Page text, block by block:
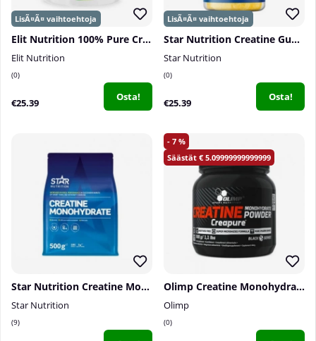
Elit Nutrition 100% Pure Creatine Monohydrate, 300 g
Elit Nutrition
0
€25.39 Osta!
Star Nutrition Creatine Gummies, 75 kpl
Star Nutrition
0
€25.39 Osta!
Star Nutrition Creatine Monohydrate, 500 g
Star Nutrition
9
7
5.09999999999999
Olimp Creatine Monohydrate Powder Creapure, 500 g
Olimp
0